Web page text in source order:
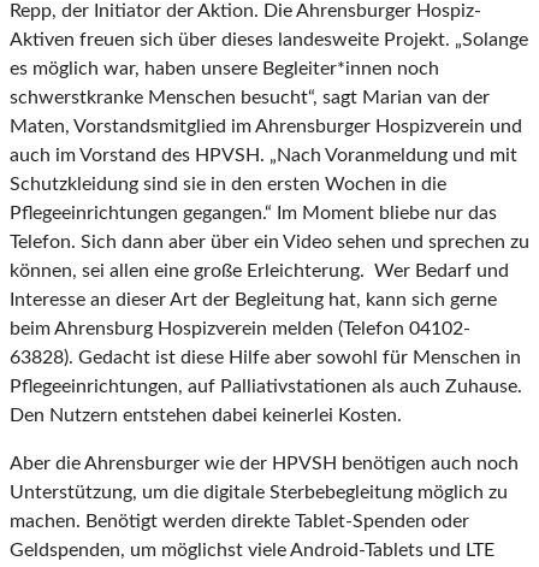
Repp, der Initiator der Aktion. Die Ahrensburger Hospiz-
Aktiven freuen sich über dieses landesweite Projekt. „Solange
es möglich war, haben unsere Begleiter*innen noch
schwerstkranke Menschen besucht“, sagt Marian van der
Maten, Vorstandsmitglied im Ahrensburger Hospizverein und
auch im Vorstand des HPVSH. „Nach Voranmeldung und mit
Schutzkleidung sind sie in den ersten Wochen in die
Pflegeeinrichtungen gegangen.“ Im Moment bliebe nur das
Telefon. Sich dann aber über ein Video sehen und sprechen zu
können, sei allen eine große Erleichterung. Wer Bedarf und
Interesse an dieser Art der Begleitung hat, kann sich gerne
beim Ahrensburg Hospizverein melden (Telefon 04102-
63828). Gedacht ist diese Hilfe aber sowohl für Menschen in
Pflegeeinrichtungen, auf Palliativstationen als auch Zuhause.
Den Nutzern entstehen dabei keinerlei Kosten.
Aber die Ahrensburger wie der HPVSH benötigen auch noch
Unterstützung, um die digitale Sterbebegleitung möglich zu
machen. Benötigt werden direkte Tablet-Spenden oder
Geldspenden, um möglichst viele Android-Tablets und LTE